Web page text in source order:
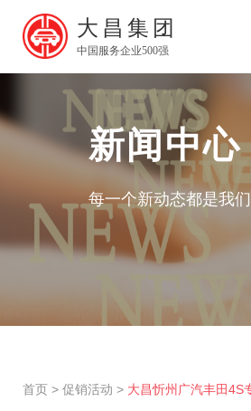
大昌集团
中国服务企业500强
新闻中心
每一个新动态都是我
首页 > 促销活动 > 大昌忻州广汽丰田4S